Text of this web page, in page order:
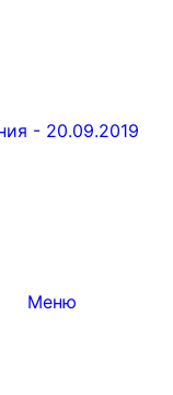
- 20.09.2019
Меню